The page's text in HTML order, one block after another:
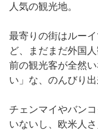
人気の観光地。
最寄りの街はルー
ど、まだまだ外国
前の観光客が全然
い」な、のんびり
チェンマイやバン
いないし、欧米人